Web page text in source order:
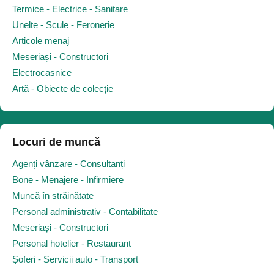
Termice - Electrice - Sanitare
Unelte - Scule - Feronerie
Articole menaj
Meseriași - Constructori
Electrocasnice
Artă - Obiecte de colecție
Locuri de muncă
Agenți vânzare - Consultanți
Bone - Menajere - Infirmiere
Muncă în străinătate
Personal administrativ - Contabilitate
Meseriași - Constructori
Personal hotelier - Restaurant
Șoferi - Servicii auto - Transport